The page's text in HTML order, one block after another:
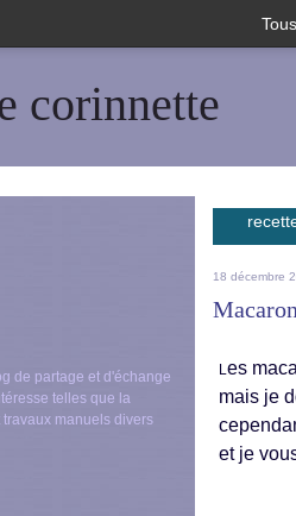
corinnette
de partage et d'échange
telles que la
manuels divers
avec...
18 décembre
Les
mais je
et je